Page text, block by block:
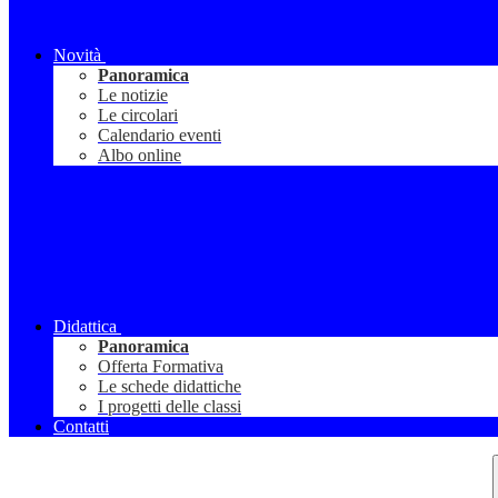
Novità
Panoramica
Le notizie
Le circolari
Calendario eventi
Albo online
Didattica
Panoramica
Offerta Formativa
Le schede didattiche
I progetti delle classi
Contatti